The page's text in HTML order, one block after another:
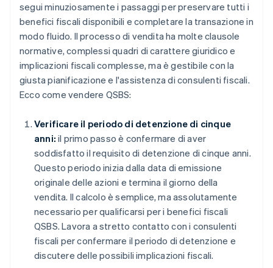
segui minuziosamente i passaggi per preservare tutti i
benefici fiscali disponibili e completare la transazione in
modo fluido. Il processo di vendita ha molte clausole
normative, complessi quadri di carattere giuridico e
implicazioni fiscali complesse, ma è gestibile con la
giusta pianificazione e l'assistenza di consulenti fiscali.
Ecco come vendere QSBS:
Verificare il periodo di detenzione di cinque
anni: il primo passo è confermare di aver
soddisfatto il requisito di detenzione di cinque anni.
Questo periodo inizia dalla data di emissione
originale delle azioni e termina il giorno della
vendita. Il calcolo è semplice, ma assolutamente
necessario per qualificarsi per i benefici fiscali
QSBS. Lavora a stretto contatto con i consulenti
fiscali per confermare il periodo di detenzione e
discutere delle possibili implicazioni fiscali.